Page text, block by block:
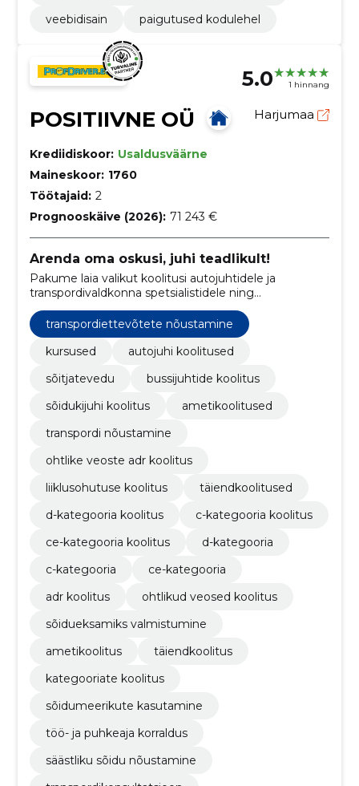
veebidisain
paigutused kodulehel
5.0 1 hinnang
POSITIIVNE OÜ Harjumaa
Krediidiskoor: Usaldusväärne
Maineskoor: 1760
Töötajaid: 2
Prognooskäive (2026): 71 243 €
Arenda oma oskusi, juhi teadlikult!
Pakume laia valikut koolitusi autojuhtidele ja
transpordivaldkonna spetsialistidele ning
nõustamisteenuseid töö- ja puhkeaja korralduse,
sõidumeerikute kasutamise ning säästliku sõidu alal.
transpordiettevõtete nõustamine
kursused
autojuhi koolitused
sõitjatevedu
bussijuhtide koolitus
sõidukijuhi koolitus
ametikoolitused
transpordi nõustamine
ohtlike veoste adr koolitus
liiklusohutuse koolitus
täiendkoolitused
d-kategooria koolitus
c-kategooria koolitus
ce-kategooria koolitus
d-kategooria
c-kategooria
ce-kategooria
adr koolitus
ohtlikud veosed koolitus
sõidueksamiks valmistumine
ametikoolitus
täiendkoolitus
kategooriate koolitus
sõidumeerikute kasutamine
töö- ja puhkeaja korraldus
säästliku sõidu nõustamine